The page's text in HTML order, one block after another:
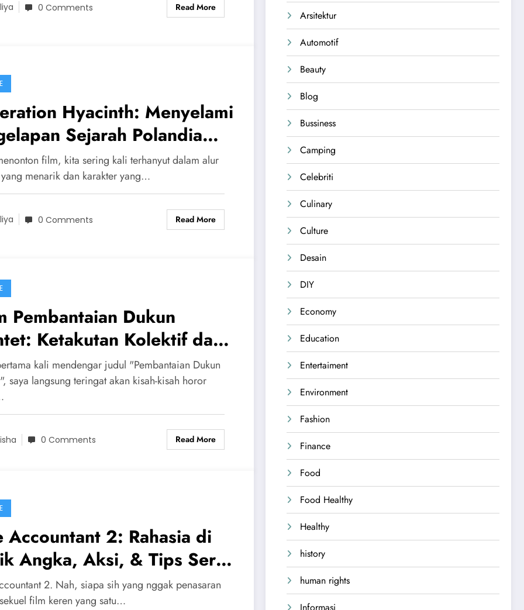
0 Comments Read More
Hyacinth: Menyelami
Sejarah Polandia
Terlupakan
film, kita sering kali terhanyut dalam alur
menarik dan karakter yang…
0 Comments Read More
Pembantaian Dukun
Ketakutan Kolektif dan
Massal
kali mendengar judul "Pembantaian Dukun
saya langsung teringat akan kisah-kisah horor
0 Comments Read More
Accountant 2: Rahasia di
Angka, Aksi, & Tips Seru
Nggak Cuma Jadi
2. Nah, siapa sih yang nggak penasaran
film keren yang satu…
Arsitektur
Automotif
Beauty
Blog
Bussiness
Camping
Celebriti
Culinary
Culture
Desain
DIY
Economy
Education
Entertaiment
Environment
Fashion
Finance
Food
Food Healthy
Healthy
history
human rights